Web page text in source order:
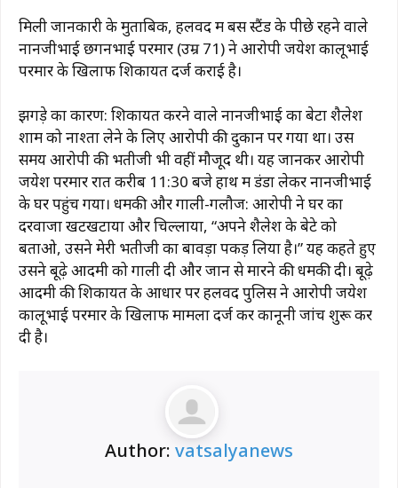
मिली जानकारी के मुताबिक, हलवद में बस स्टैंड के पीछे रहने वाले
नानजीभाई छगनभाई परमार (उम्र 71) ने आरोपी जयेश कालूभाई
परमार के खिलाफ शिकायत दर्ज कराई है।
झगड़े का कारण: शिकायत करने वाले नानजीभाई का बेटा शैलेश
शाम को नाश्ता लेने के लिए आरोपी की दुकान पर गया था। उस
समय आरोपी की भतीजी भी वहीं मौजूद थी। यह जानकर आरोपी
जयेश परमार रात करीब 11:30 बजे हाथ में डंडा लेकर नानजीभाई
के घर पहुंच गया। धमकी और गाली-गलौज: आरोपी ने घर का
दरवाजा खटखटाया और चिल्लाया, “अपने शैलेश के बेटे को
बताओ, उसने मेरी भतीजी का बावड़ा पकड़ लिया है।” यह कहते हुए
उसने बूढ़े आदमी को गाली दी और जान से मारने की धमकी दी। बूढ़े
आदमी की शिकायत के आधार पर हलवद पुलिस ने आरोपी जयेश
कालूभाई परमार के खिलाफ मामला दर्ज कर कानूनी जांच शुरू कर
दी है।
Author: vatsalyanews